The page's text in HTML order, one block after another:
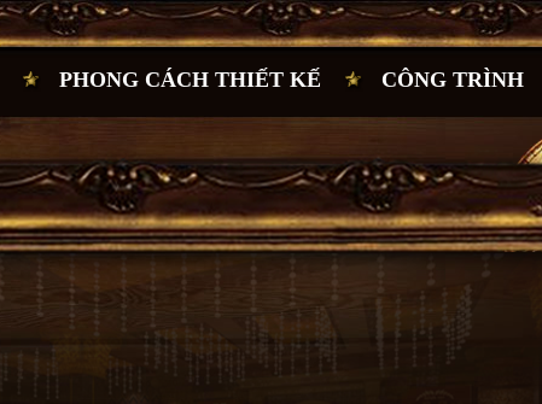
PHONG CÁCH THIẾT KẾ CÔNG TRÌNH